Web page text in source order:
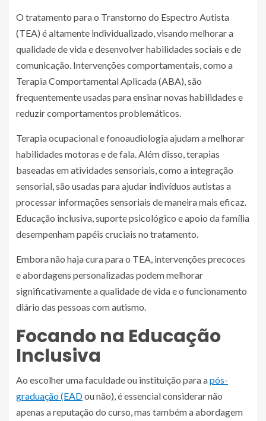
O tratamento para o Transtorno do Espectro Autista
(TEA) é altamente individualizado, visando melhorar a
qualidade de vida e desenvolver habilidades sociais e de
comunicação. Intervenções comportamentais, como a
Terapia Comportamental Aplicada (ABA), são
frequentemente usadas para ensinar novas habilidades e
reduzir comportamentos problemáticos.
Terapia ocupacional e fonoaudiologia ajudam a melhorar
habilidades motoras e de fala. Além disso, terapias
baseadas em atividades sensoriais, como a integração
sensorial, são usadas para ajudar indivíduos autistas a
processar informações sensoriais de maneira mais eficaz.
Educação inclusiva, suporte psicológico e apoio da família
desempenham papéis cruciais no tratamento.
Embora não haja cura para o TEA, intervenções precoces
e abordagens personalizadas podem melhorar
significativamente a qualidade de vida e o funcionamento
diário das pessoas com autismo.
Focando na Educação
Inclusiva
Ao escolher uma faculdade ou instituição para após-
graduação (EADou não), é essencial considerar não
apenas a reputação do curso, mas também a abordagem